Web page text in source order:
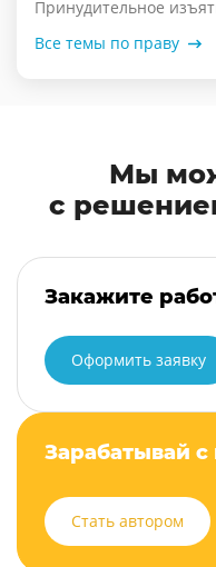
Принудительное
Все темы по праву
Мы
с
Закажите
Оформить заявку
Зарабатывай
Стать автором